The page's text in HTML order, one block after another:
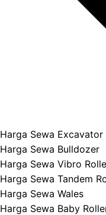
Harga Sewa Excavator
Harga Sewa Bulldozer
Harga Sewa Vibro
Harga Sewa Tandem
Harga Sewa Wales
Harga Sewa Baby